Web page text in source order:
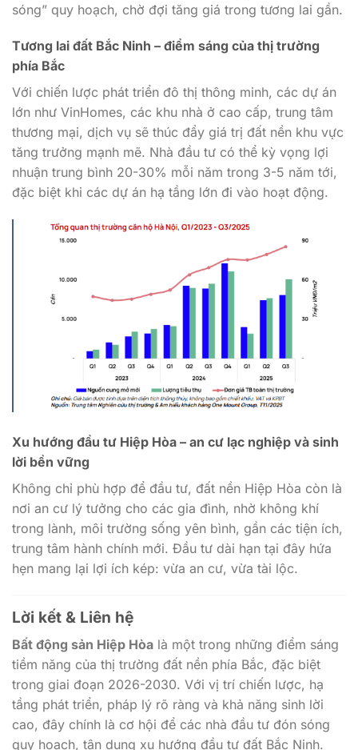
sóng” quy hoạch, chờ đợi tăng giá trong tương lai gần.
Tương lai đất Bắc Ninh – điểm sáng của thị trường
phía Bắc
Với chiến lược phát triển đô thị thông minh, các dự án
lớn như VinHomes, các khu nhà ở cao cấp, trung tâm
thương mại, dịch vụ sẽ thúc đẩy giá trị đất nền khu vực
tăng trưởng mạnh mẽ. Nhà đầu tư có thể kỳ vọng lợi
nhuận trung bình 20-30% mỗi năm trong 3-5 năm tới,
đặc biệt khi các dự án hạ tầng lớn đi vào hoạt động.
Xu hướng đầu tư Hiệp Hòa – an cư lạc nghiệp và sinh
lời bền vững
Không chỉ phù hợp để đầu tư, đất nền Hiệp Hòa còn là
nơi an cư lý tưởng cho các gia đình, nhờ không khí
trong lành, môi trường sống yên bình, gần các tiện ích,
trung tâm hành chính mới. Đầu tư dài hạn tại đây hứa
hẹn mang lại lợi ích kép: vừa an cư, vừa tài lộc.
Lời kết & Liên hệ
Bất động sản Hiệp Hòa là một trong những điểm sáng
tiềm năng của thị trường đất nền phía Bắc, đặc biệt
trong giai đoạn 2026-2030. Với vị trí chiến lược, hạ
tầng phát triển, pháp lý rõ ràng và khả năng sinh lời
cao, đây chính là cơ hội để các nhà đầu tư đón sóng
quy hoạch, tận dụng xu hướng đầu tư đất Bắc Ninh.